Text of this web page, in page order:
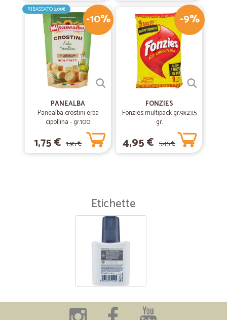
-10%
RIBASSATO2,05€
PANEALBA
Panealba crostini erba
cipollina - gr.100
1,75 € 1,95 €
-9%
FONZIES
Fonzies multipack gr.9x23,5
gr.
4,95 € 5,45 €
Etichette